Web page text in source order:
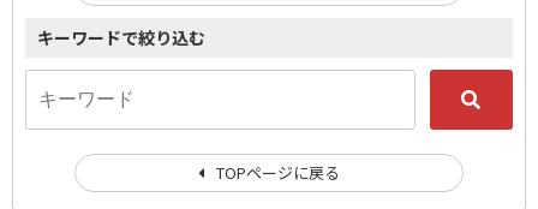
キーワードで絞り込む
TOPページに戻る